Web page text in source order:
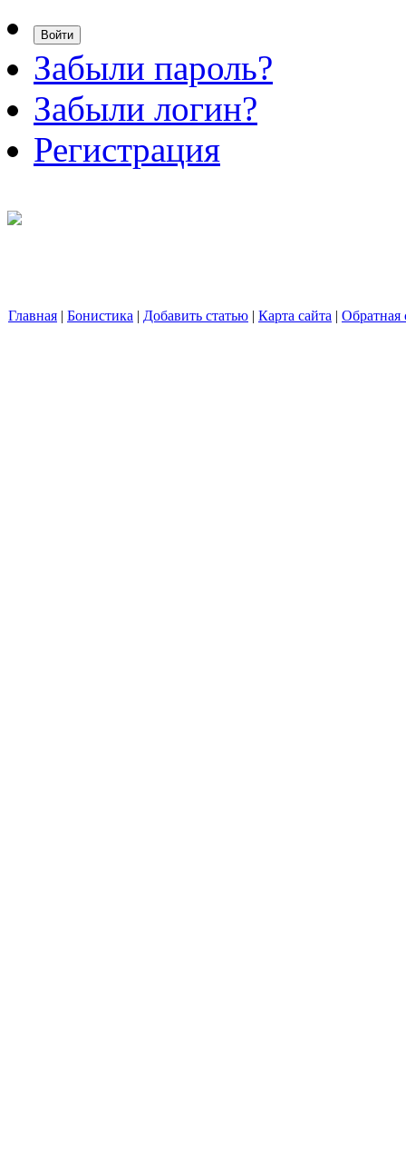
Забыли пароль?
Забыли логин?
Регистрация
Главная | Бонистика | Добавить статью | Карта сайта | Обратная